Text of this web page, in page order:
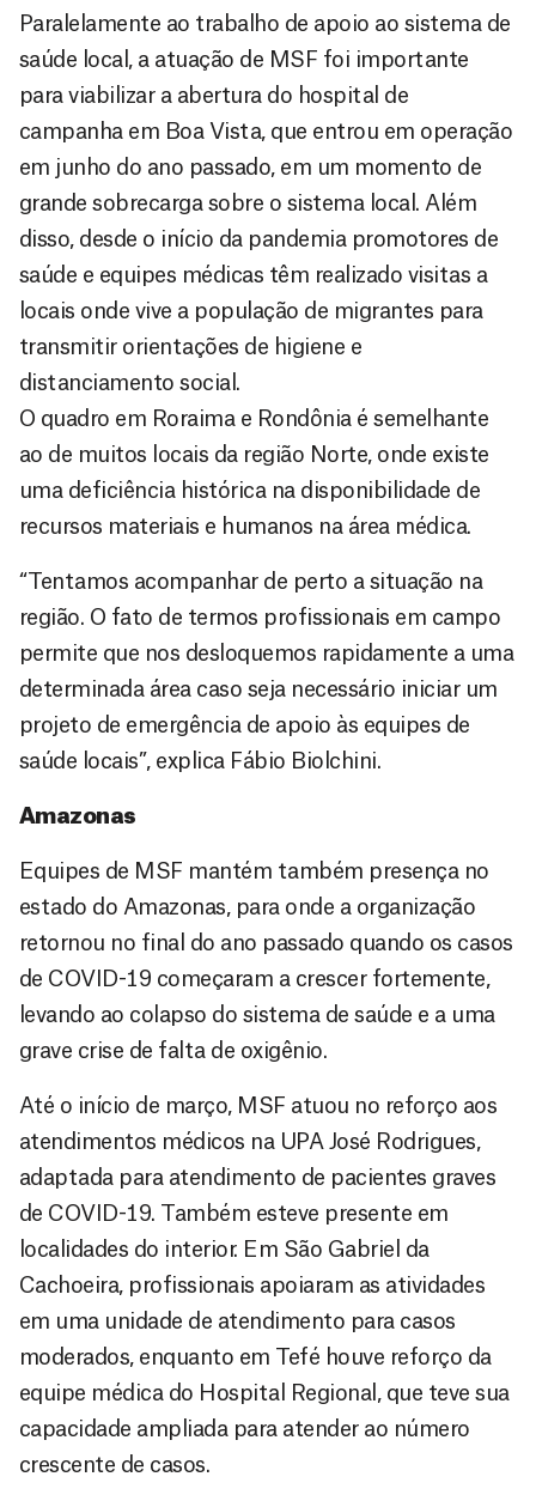
Paralelamente ao trabalho de apoio ao sistema de
saúde local, a atuação de MSF foi importante
para viabilizar a abertura do hospital de
campanha em Boa Vista, que entrou em operação
em junho do ano passado, em um momento de
grande sobrecarga sobre o sistema local. Além
disso, desde o início da pandemia promotores de
saúde e equipes médicas têm realizado visitas a
locais onde vive a população de migrantes para
transmitir orientações de higiene e
distanciamento social.
O quadro em Roraima e Rondônia é semelhante
ao de muitos locais da região Norte, onde existe
uma deficiência histórica na disponibilidade de
recursos materiais e humanos na área médica.
“Tentamos acompanhar de perto a situação na
região. O fato de termos profissionais em campo
permite que nos desloquemos rapidamente a uma
determinada área caso seja necessário iniciar um
projeto de emergência de apoio às equipes de
saúde locais”, explica Fábio Biolchini.
Amazonas
Equipes de MSF mantém também presença no
estado do Amazonas, para onde a organização
retornou no final do ano passado quando os casos
de COVID-19 começaram a crescer fortemente,
levando ao colapso do sistema de saúde e a uma
grave crise de falta de oxigênio.
Até o início de março, MSF atuou no reforço aos
atendimentos médicos na UPA José Rodrigues,
adaptada para atendimento de pacientes graves
de COVID-19. Também esteve presente em
localidades do interior. Em São Gabriel da
Cachoeira, profissionais apoiaram as atividades
em uma unidade de atendimento para casos
moderados, enquanto em Tefé houve reforço da
equipe médica do Hospital Regional, que teve sua
capacidade ampliada para atender ao número
crescente de casos.